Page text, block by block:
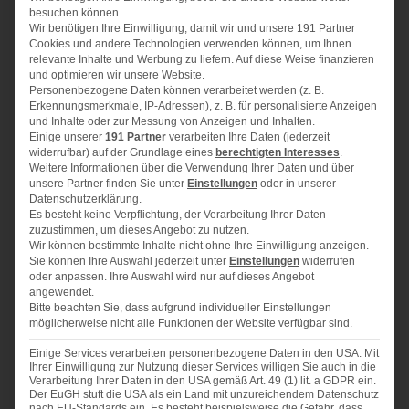
Boden
175 g Vollkornkekse
25 gZucker
90 gButter
Füllung
2Dosen gesüßte Dosenmilch (jeweils400ml)
125 gSchmand
2Eigelb
175ml Limettensaft
Abrieb einer Bio-Limette
Limettenabrieb und weiße Schokolade zum Garnieren
Sahne zum Servieren
besuchen können.
Wir benötigen Ihre Einwilligung, damit wir und unsere 191 Partner
Cookies und andere Technologien verwenden können, um Ihnen
relevante Inhalte und Werbung zu liefern. Auf diese Weise finanzieren
und optimieren wir unsere Website.
Personenbezogene Daten können verarbeitet werden (z. B.
Erkennungsmerkmale, IP-Adressen), z. B. für personalisierte Anzeigen
und Inhalte oder zur Messung von Anzeigen und Inhalten.
Einige unserer 191 Partner verarbeiten Ihre Daten (jederzeit
widerrufbar) auf der Grundlage eines berechtigten Interesses
Weitere Informationen über die Verwendung Ihrer Daten und über
unsere Partner finden Sie unter Einstellungen oder in unserer
Datenschutzerklärung.
Es besteht keine Verpflichtung, der Verarbeitung Ihrer Daten
zuzustimmen, um dieses Angebot zu nutzen.
Wir können bestimmte Inhalte nicht ohne Ihre Einwilligung anzeigen.
Sie können Ihre Auswahl jederzeit unter Einstellungen widerrufen
oder anpassen. Ihre Auswahl wird nur auf dieses Angebot
angewendet.
Bitte beachten Sie, dass aufgrund individueller Einstellungen
möglicherweise nicht alle Funktionen der Website verfügbar sind.
Einige Services verarbeiten personenbezogene Daten in den USA. Mit
Ihrer Einwilligung zur Nutzung dieser Services willigen Sie auch in die
Verarbeitung Ihrer Daten in den USA gemäß Art. 49 (1) lit. a GDPR ein.
Der EuGH stuft die USA als ein Land mit unzureichendem Datenschutz